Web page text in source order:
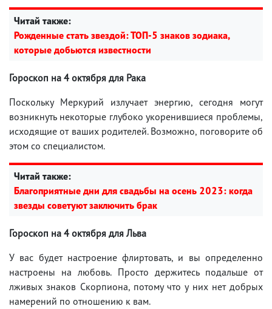
Читай также:
Рожденные стать звездой: ТОП-5 знаков зодиака,
которые добьются известности
Гороскоп на 4 октября для Рака
Поскольку Меркурий излучает энергию, сегодня могут
возникнуть некоторые глубоко укоренившиеся проблемы,
исходящие от ваших родителей. Возможно, поговорите об
этом со специалистом.
Читай также:
Благоприятные дни для свадьбы на осень 2023: когда
звезды советуют заключить брак
Гороскоп на 4 октября для Льва
У вас будет настроение флиртовать, и вы определенно
настроены на любовь. Просто держитесь подальше от
лживых знаков Скорпиона, потому что у них нет добрых
намерений по отношению к вам.